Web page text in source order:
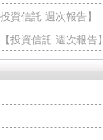
資信託 週次報告】
投資信託 週次報告】